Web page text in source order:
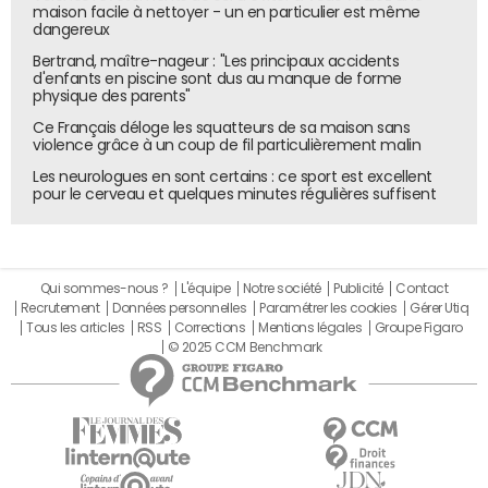
A l'origine, AWS a été lancé en 2006. C'était alors
relativement nouveau, même si des
avaient déjà été mis en place, plus confidentiellement.
Amazon a donc été pionnier de la révolution informatique
du cloud computing. Une avance qui lui permet encore de
briller aujourd'hui dans les études comparatives des
différents fournisseurs de IaaS (Microsoft, Google, IBM...),
comme dans le fameuxMagic Quadrantdu Gartner
commerçant spécialisé dans la vente de livres de tirer
profit des ressources informatiques qu'il n'utilisait pas...
Qui utilise AWS, et pour quoi ?
Souvent utilisé pour des tests et des projets temporaires,
les services cloud d'Amazon ne s'y cantonnent pas. Ils
sont par exemple très utilisés par des jeunes pousses du
Web et du secteur informatique, qui n'ont pas toujours le
maison facile à nettoyer - un en particulier est même
dangereux
Bertrand, maître-nageur : "Les principaux accidents
d'enfants en piscine sont dus au manque de forme
physique des parents"
Ce Français déloge les squatteurs de sa maison sans
violence grâce à un coup de fil particulièrement malin
Les neurologues en sont certains : ce sport est excellent
pour le cerveau et quelques minutes régulières suffisent
Qui sommes-nous ? L'équipe Notre société Publicité
Contact
Recrutement
Données personnelles Paramétrer les cookies
Gérer Utiq
Tous les articles
RSS Corrections Mentions légales
Groupe Figaro
© 2025 CCM Benchmark